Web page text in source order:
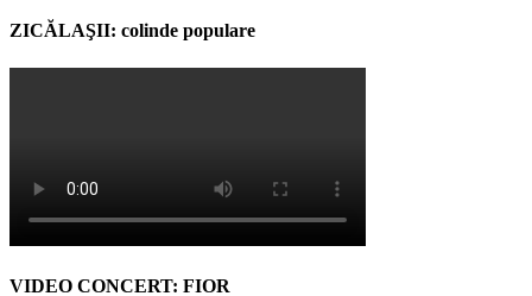
ZICĂLAŞII: colinde populare
VIDEO CONCERT: FIOR